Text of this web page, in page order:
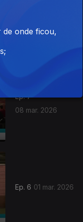
Ep. 7
08 mar. 2026
Ep. 6 01 mar. 2026
de onde ficou,